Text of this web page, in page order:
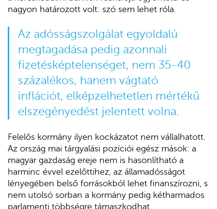
nagyon határozott volt: szó sem lehet róla.
Az adósságszolgálat egyoldalú
megtagadása pedig azonnali
fizetésképtelenséget, nem 35-40
százalékos, hanem vágtató
inflációt, elképzelhetetlen mértékű
elszegényedést jelentett volna.
Felelős kormány ilyen kockázatot nem vállalhatott.
Az ország mai tárgyalási pozíciói egész mások: a
magyar gazdaság ereje nem is hasonlítható a
harminc évvel ezelőttihez, az államadósságot
lényegében belső forrásokból lehet finanszírozni, s
nem utolsó sorban a kormány pedig kétharmados
parlamenti többségre támaszkodhat.